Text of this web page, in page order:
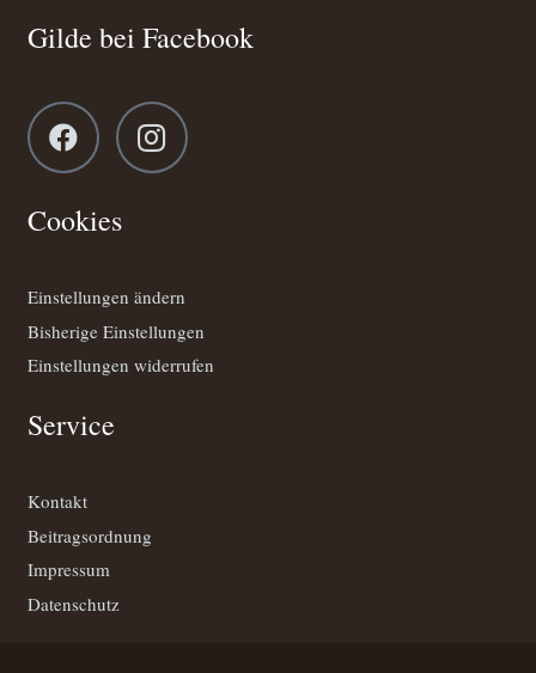
Gilde bei Facebook
Cookies
Einstellungen ändern
Bisherige Einstellungen
Einstellungen widerrufen
Service
Kontakt
Beitragsordnung
Impressum
Datenschutz